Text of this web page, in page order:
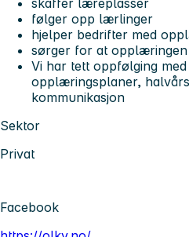
følger opp lærlinger
hjelper bedrifter med
sørger for at
Vi har tett oppfølging
opplæringsplaner,
kommunikasjon
Sektor
Privat
Facebook